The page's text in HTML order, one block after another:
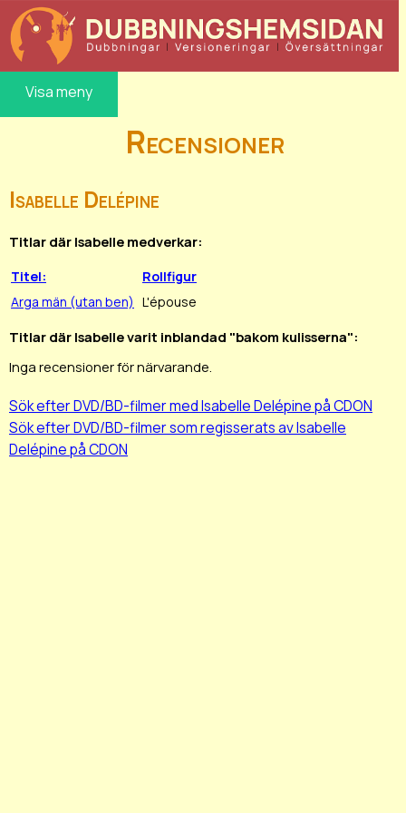
Visa meny
Recensioner
Isabelle Delépine
Titlar där Isabelle medverkar:
Titel:
Rollfigur
Arga män (utan ben) L'épouse
Titlar där Isabelle varit inblandad "bakom kulisserna":
Inga recensioner för närvarande.
Sök efter DVD/BD-filmer med Isabelle Delépine på CDON
Sök efter DVD/BD-filmer som regisserats av Isabelle
Delépine på CDON